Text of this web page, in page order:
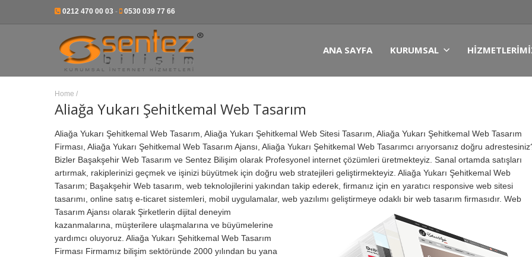
0212 470 00 03 - 0530 039 77 66
ANA SAYFA KURUMSAL
Home /
Aliağa Yukarı Şehitkemal Web Tasarım
Aliağa Yukarı Şehitkemal Web Tasarım, Aliağa Yukarı Şehitkemal Web Sitesi Tasarım, Aliağa Yukarı Şehitkemal Web Tasarım
Firması, Aliağa Yukarı Şehitkemal Web Tasarım Ajansı, Aliağa Yukarı Şehitkemal Web Tasarımcı arıyorsanız doğru
Bizler Başakşehir Web Tasarım ve Sentez Bilişim olarak Profesyonel internet çözümleri üretmekteyiz. Sanal ortamda satışları
artırmak, rakiplerinizi geçmek ve işinizi büyütmek için doğru web stratejileri geliştirmekteyiz. Aliağa Yukarı Şehitkemal Web
Tasarım; Başakşehir Web tasarım, web teknolojilerini yakından takip ederek, firmanız için en yaratıcı responsive web sitesi
tasarımı, online satış e-ticaret sistemleri, mobil uygulamalar, web yazılımı geliştirmeye odaklı bir web tasarım firmasıdır. Web
Tasarım Ajansı olarak Şirketlerin dijital deneyim
kazanmalarına, müşterilere ulaşmalarına ve büyümelerine
yardımcı oluyoruz. Aliağa Yukarı Şehitkemal Web Tasarım
Firması Firmamız bilişim sektöründe 2000 yılından bu yana